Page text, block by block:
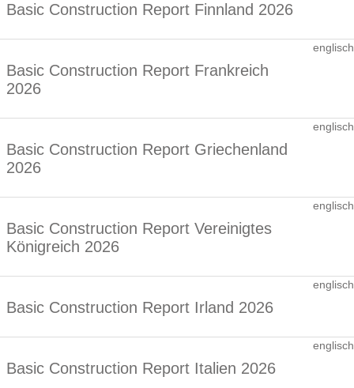
Basic Construction Report Finnland 2026
Basic Construction Report Frankreich
2026
englisch
Basic Construction Report Griechenland
2026
englisch
Basic Construction Report Vereinigtes
Königreich 2026
englisch
Basic Construction Report Irland 2026
englisch
Basic Construction Report Italien 2026
englisch